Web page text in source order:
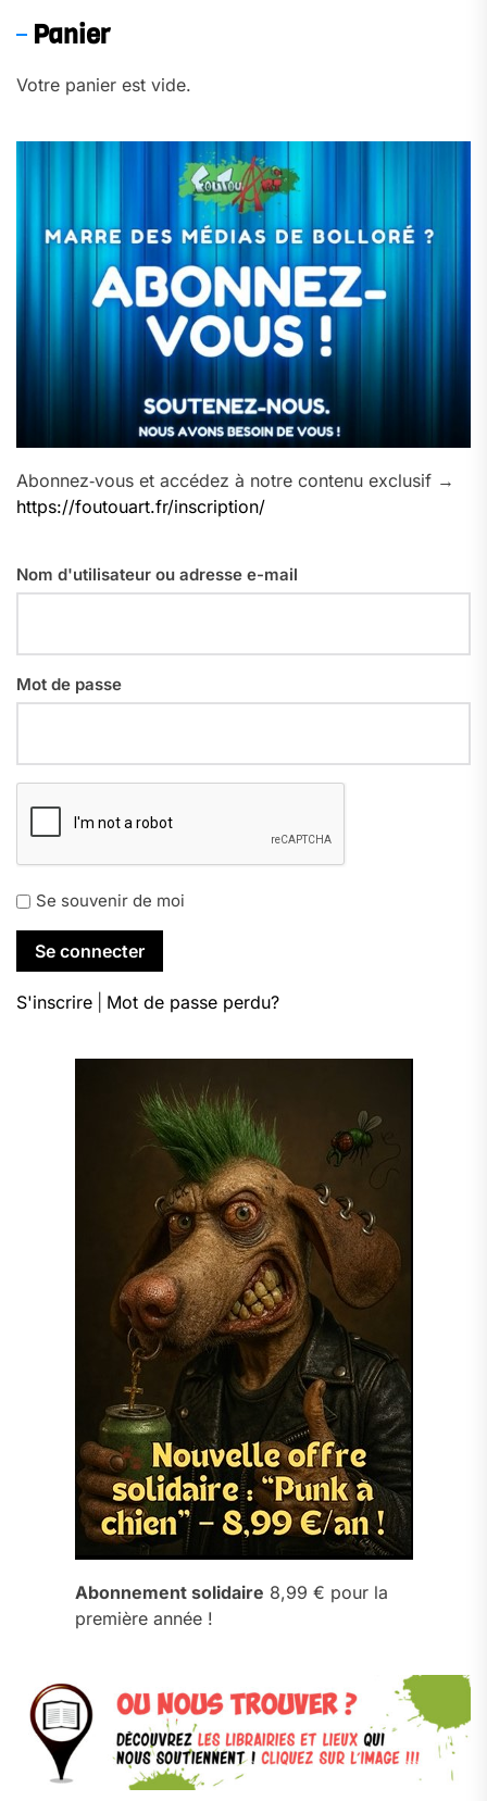
Panier
Votre panier est vide.
Abonnez‑vous et accédez à notre contenu exclusif →
https://foutouart.fr/inscription/
Nom d'utilisateur ou adresse e-mail
Mot de passe
Se souvenir de moi
S'inscrire Mot de passe perdu?
Abonnement solidaire 8,99 € pour la
première année !